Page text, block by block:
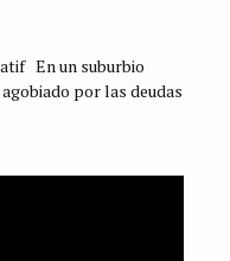
En un suburbio
por las deudas